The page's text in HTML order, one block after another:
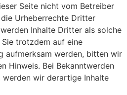
Seite nicht vom Betreiber
Urheberrechte Dritter
Inhalte Dritter als solche
trotzdem auf eine
aufmerksam werden, bitten wir
Hinweis. Bei Bekanntwerden
werden wir derartige Inhalte